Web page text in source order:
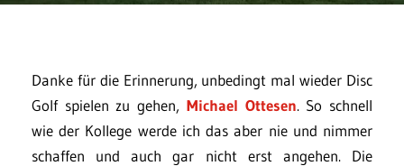
Danke für die Erinnerung, unbedingt mal wieder Disc
Golf spielen zu gehen, Michael Ottesen. So schnell
wie der Kollege werde ich das aber nie und nimmer
schaffen und auch gar nicht erst angehen. Die